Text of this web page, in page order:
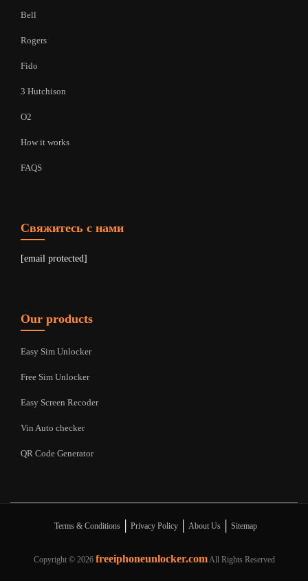
Bell
Rogers
Fido
3 Hutchison
O2
How it works
FAQS
Свяжитесь с нами
[email protected]
Our products
Easy Sim Unlocker
Free Sim Unlocker
Easy Screen Recoder
Vin Auto checker
QR Code Generator
Terms & Conditions Privacy Policy About Us Sitemap
Copyright © 2026 freeiphoneunlocker.comAll Rights Reserved